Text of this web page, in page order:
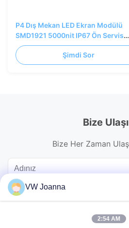
P4 Dış Mekan LED Ekran Modülü
SMD1921 5000nit IP67 Ön Servis
320x320mm
Şimdi Sor
Bize
Bize Her Zaman
VW Joanna
2:54 AM